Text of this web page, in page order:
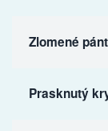
Zlomené
Prasknutý